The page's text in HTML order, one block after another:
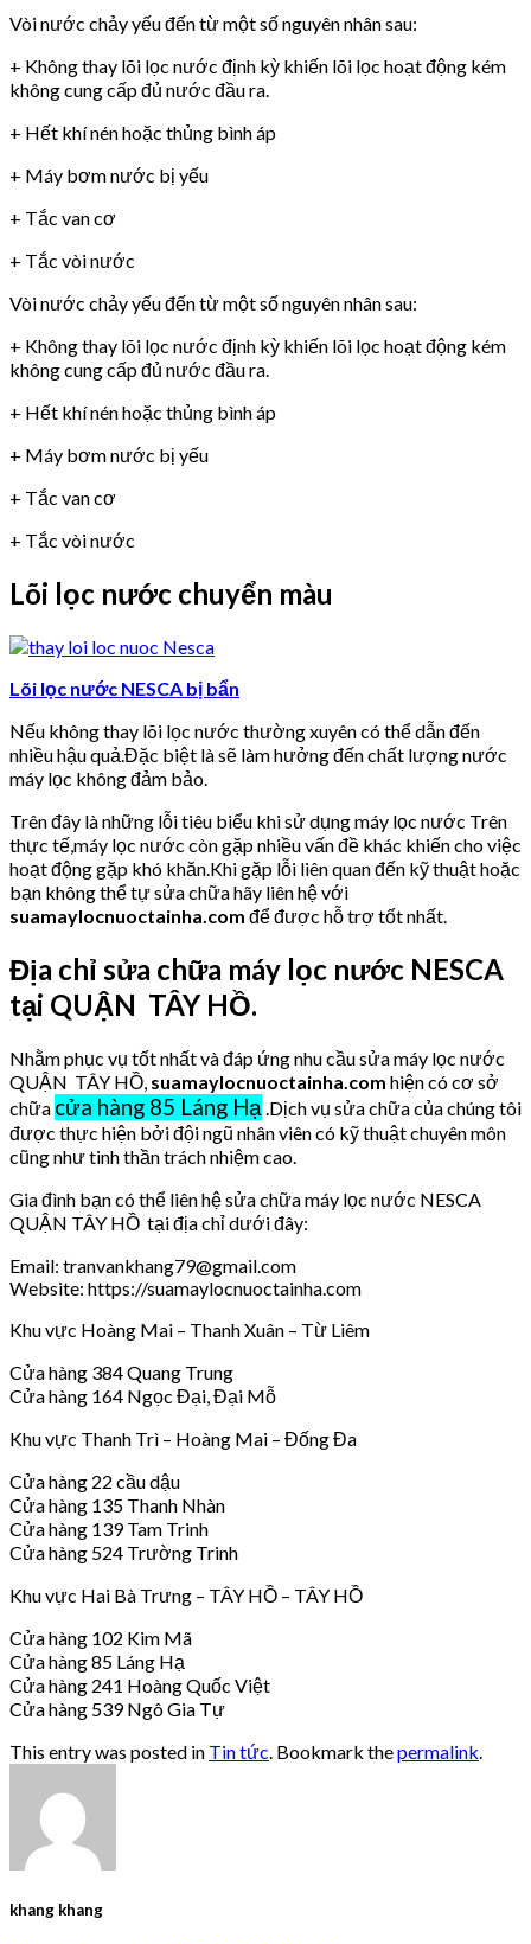
Vòi nước chảy yếu đến từ một số nguyên nhân sau:
+ Không thay lõi lọc nước định kỳ khiến lõi lọc hoạt động kém
không cung cấp đủ nước đầu ra.
+ Hết khí nén hoặc thủng bình áp
+ Máy bơm nước bị yếu
+ Tắc van cơ
+ Tắc vòi nước
Vòi nước chảy yếu đến từ một số nguyên nhân sau:
+ Không thay lõi lọc nước định kỳ khiến lõi lọc hoạt động kém
không cung cấp đủ nước đầu ra.
+ Hết khí nén hoặc thủng bình áp
+ Máy bơm nước bị yếu
+ Tắc van cơ
+ Tắc vòi nước
Lõi lọc nước chuyển màu
Lõi lọc nước NESCA bị bẩn
Nếu không thay lõi lọc nước thường xuyên có thể dẫn đến
nhiều hậu quả.Đặc biệt là sẽ làm hưởng đến chất lượng nước
máy lọc không đảm bảo.
Trên đây là những lỗi tiêu biểu khi sử dụng máy lọc nước Trên
thực tế,máy lọc nước còn gặp nhiều vấn đề khác khiến cho việc
hoạt động gặp khó khăn.Khi gặp lỗi liên quan đến kỹ thuật hoặc
bạn không thể tự sửa chữa hãy liên hệ với
suamaylocnuoctainha.com để được hỗ trợ tốt nhất.
Địa chỉ sửa chữa máy lọc nước NESCA
tại QUẬN TÂY HỒ.
Nhằm phục vụ tốt nhất và đáp ứng nhu cầu sửa máy lọc nước
QUẬN TÂY HỒ, suamaylocnuoctainha.com hiện có cơ sở
chữa cửa hàng 85 Láng Hạ .Dịch vụ sửa chữa của chúng tôi
được thực hiện bởi đội ngũ nhân viên có kỹ thuật chuyên môn
cũng như tinh thần trách nhiệm cao.
Gia đình bạn có thể liên hệ sửa chữa máy lọc nước NESCA
QUẬN TÂY HỒ tại địa chỉ dưới đây:
Email: tranvankhang79@gmail.com
Website: https://suamaylocnuoctainha.com
Khu vực Hoàng Mai – Thanh Xuân – Từ Liêm
Cửa hàng 384 Quang Trung
Cửa hàng 164 Ngọc Đại, Đại Mỗ
Khu vực Thanh Trì – Hoàng Mai – Đống Đa
Cửa hàng 22 cầu dậu
Cửa hàng 135 Thanh Nhàn
Cửa hàng 139 Tam Trinh
Cửa hàng 524 Trường Trinh
Khu vực Hai Bà Trưng – TÂY HỒ – TÂY HỒ
Cửa hàng 102 Kim Mã
Cửa hàng 85 Láng Hạ
Cửa hàng 241 Hoàng Quốc Việt
Cửa hàng 539 Ngô Gia Tự
This entry was posted in Tin tức . Bookmark thepermalink
khang khang